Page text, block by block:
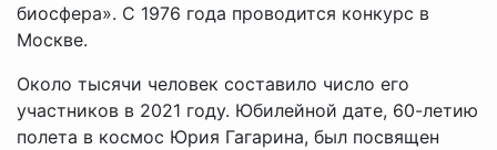
биосфера». С 1976 года проводится конкурс в
Москве.
Около тысячи человек составило число его
участников в 2021 году. Юбилейной дате, 60-летию
полета в космос Юрия Гагарина, был посвящен